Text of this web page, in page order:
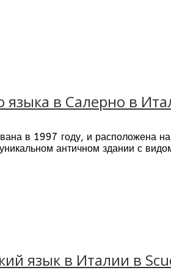
в 1974 году,
школ более чем в 56
языков.
языка в Салерно в
в 1997 году, и расположена на
античном здании с
язык в Италии в